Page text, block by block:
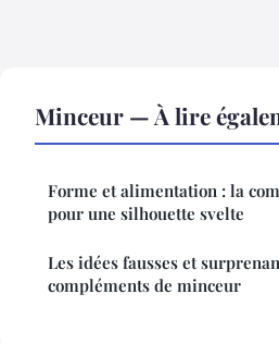
Minceur — À lire
Forme et alimentation : la
pour une silhouette svelte
Les idées fausses et
compléments de minceur